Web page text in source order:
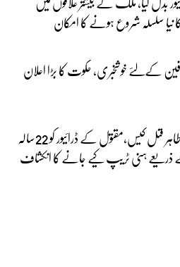
نیا سلسلہ شروع ہونے کا امکان
کےلئے خوشخبری، حکوت کا بڑا اعلان
عبداللہ طاہر قتل کیس،مقتول کے ڈرائیور کو 22سالہ
ہنی ٹریپ کیے جانے کا انکشاف